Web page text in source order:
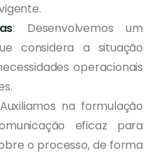
: Desenvolvemos um
considera a situação
operacionais
na formulação
eficaz para
o processo, de forma